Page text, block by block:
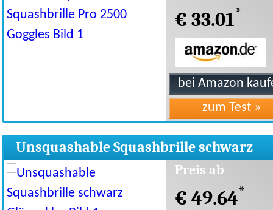
€ 33.01*
Unsquashable Squashbrille schwarz
Gläser klar
Preis ab
€ 49.64*